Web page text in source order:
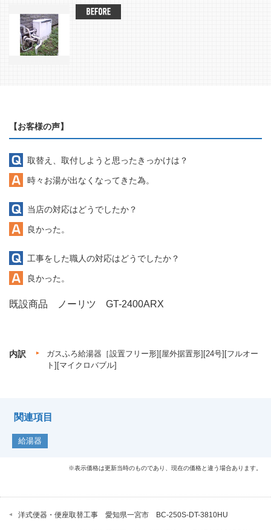
【お客様の声】
取替え、取付しようと思ったきっかけは？
時々お湯が出なくなってきた為。
当店の対応はどうでしたか？
良かった。
工事をした職人の対応はどうでしたか？
良かった。
既設商品 ノーリツ GT-2400ARX
内訳
ガスふろ給湯器［設置フリー形][屋外据置形][24号][フルオー
ト][マイクロバブル]
関連項目
給湯器
※表示価格は更新当時のものであり、現在の価格と違う場合あります。
洋式便器・便座取替工事 愛知県一宮市 BC-250S-DT-3810HU